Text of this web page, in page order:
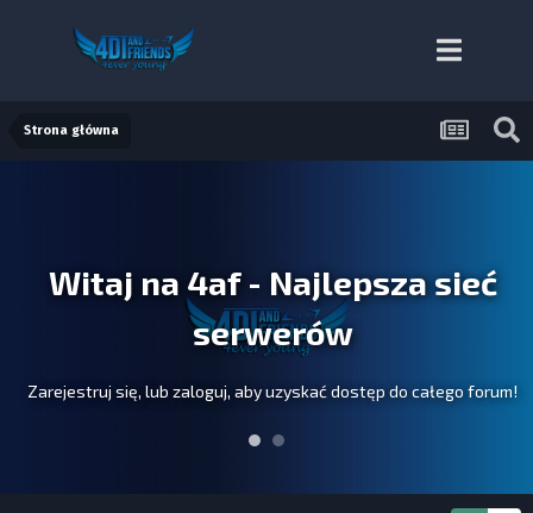
Strona główna
Witaj na 4af - Najlepsza sieć
serwerów
Zarejestruj się, lub zaloguj, aby uzyskać dostęp do całego forum!